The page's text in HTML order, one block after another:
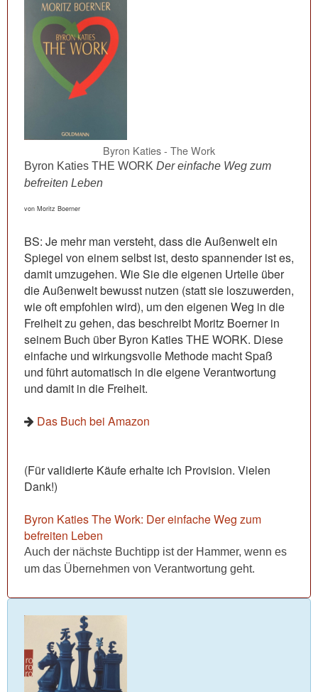
Byron Katies - The Work
Byron Katies THE WORK Der einfache Weg zum
befreiten Leben
von Moritz Boerner
BS: Je mehr man versteht, dass die Außenwelt ein
Spiegel von einem selbst ist, desto spannender ist es,
damit umzugehen. Wie Sie die eigenen Urteile über
die Außenwelt bewusst nutzen (statt sie loszuwerden,
wie oft empfohlen wird), um den eigenen Weg in die
Freiheit zu gehen, das beschreibt Moritz Boerner in
seinem Buch über Byron Katies THE WORK. Diese
einfache und wirkungsvolle Methode macht Spaß
und führt automatisch in die eigene Verantwortung
und damit in die Freiheit.
Das Buch bei Amazon
(Für validierte Käufe erhalte ich Provision. Vielen
Dank!)
Byron Katies The Work: Der einfache Weg zum
befreiten Leben
Auch der nächste Buchtipp ist der Hammer, wenn es
um das Übernehmen von Verantwortung geht.